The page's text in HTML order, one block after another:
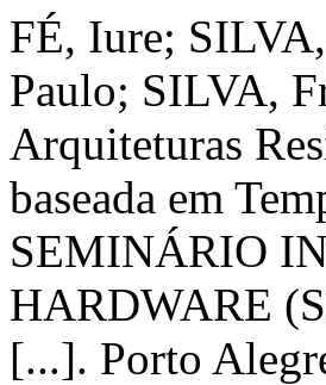
FÉ, Iure;
Paulo; SILVA,
Arquiteturas
baseada em
SEMINÁRIO
HARDWARE
[...]. Porto